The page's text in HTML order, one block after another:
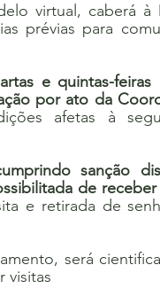
virtual, caberá à
prévias para
e quintas-feiras
por ato da
afetas à
sanção
de
e retirada de
será
visitas